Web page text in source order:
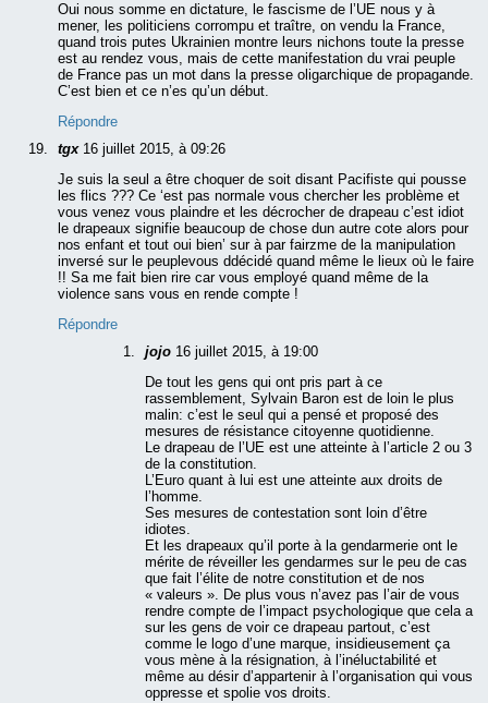
Oui nous somme en dictature, le fascisme de l’UE nous y à
mener, les politiciens corrompu et traître, on vendu la France,
quand trois putes Ukrainien montre leurs nichons toute la presse
est au rendez vous, mais de cette manifestation du vrai peuple
de France pas un mot dans la presse oligarchique de propagande.
C’est bien et ce n’es qu’un début.
Répondre
tgx 16 juillet 2015, à 09:26
Je suis la seul a être choquer de soit disant Pacifiste qui pousse
les flics ??? Ce ‘est pas normale vous chercher les problème et
vous venez vous plaindre et les décrocher de drapeau c’est idiot
le drapeaux signifie beaucoup de chose dun autre cote alors pour
nos enfant et tout oui bien’ sur à par fairzme de la manipulation
inversé sur le peuplevous ddécidé quand même le lieux où le faire
!! Sa me fait bien rire car vous employé quand même de la
violence sans vous en rende compte !
Répondre
jojo 16 juillet 2015, à 19:00
De tout les gens qui ont pris part à ce
rassemblement, Sylvain Baron est de loin le plus
malin: c’est le seul qui a pensé et proposé des
mesures de résistance citoyenne quotidienne.
Le drapeau de l’UE est une atteinte à l’article 2 ou 3
de la constitution.
L’Euro quant à lui est une atteinte aux droits de
l’homme.
Ses mesures de contestation sont loin d’être
idiotes.
Et les drapeaux qu’il porte à la gendarmerie ont le
mérite de réveiller les gendarmes sur le peu de cas
que fait l’élite de notre constitution et de nos
« valeurs ». De plus vous n’avez pas l’air de vous
rendre compte de l’impact psychologique que cela a
sur les gens de voir ce drapeau partout, c’est
comme le logo d’une marque, insidieusement ça
vous mène à la résignation, à l’inéluctabilité et
même au désir d’appartenir à l’organisation qui vous
oppresse et spolie vos droits.